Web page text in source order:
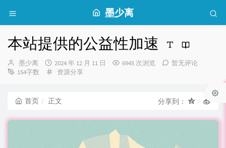
墨少离
本站提供的公益性加速
博
主：
墨少离
发
布
2024 年 12 月 11 日 6945 次浏览
暂无评论
154字数
分
资源分享
首页 正文 分享到：